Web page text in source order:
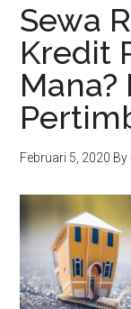
Sewa
Kredit
Mana?
Februari 5, 2020 By